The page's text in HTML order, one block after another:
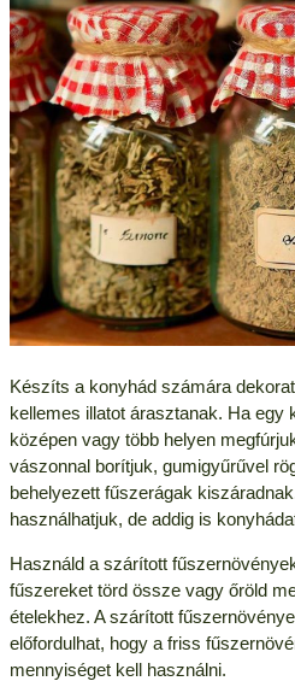
Készíts a konyhád számára
kellemes illatot árasztanak. Ha egy
középen vagy több helyen
vászonnal borítjuk, gumigyűrűvel
behelyezett fűszerágak
használhatjuk, de addig is
Használd a szárított
fűszereket törd össze vagy őröld
ételekhez. A szárított
előfordulhat, hogy a friss
mennyiséget kell használni.